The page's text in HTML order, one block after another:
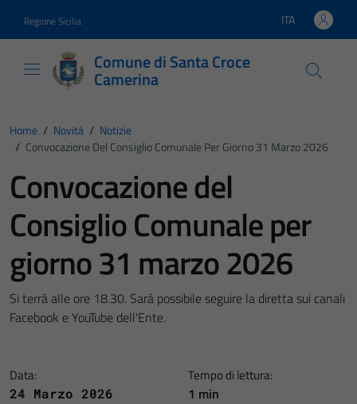
Regione Sicilia Lingua attiva:
ITA
Comune di Santa Croce
Camerina
Home / Novità / Notizie
/ Convocazione Del Consiglio Comunale Per Giorno 31 Marzo 2026
Convocazione del
Consiglio Comunale per
giorno 31 marzo 2026
Si terrà alle ore 18.30. Sarà possibile seguire la diretta sui canali
Facebook e YouTube dell'Ente.
Data:
24 Marzo 2026
Tempo di lettura:
1 min